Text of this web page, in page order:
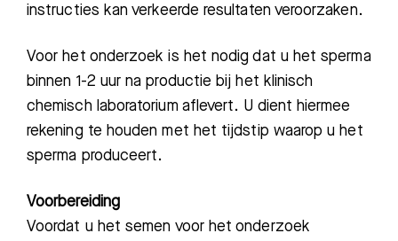
instructies kan verkeerde resultaten veroorzaken.
Voor het onderzoek is het nodig dat u het sperma
binnen 1-2 uur na productie bij het klinisch
chemisch laboratorium aflevert. U dient hiermee
rekening te houden met het tijdstip waarop u het
sperma produceert.
Voorbereiding
Voordat u het semen voor het onderzoek